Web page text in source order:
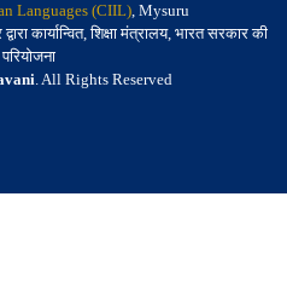
Languages (CIIL), Mysuru
कार्यान्वित, शिक्षा मंत्रालय, भारत सरकार की
. All Rights Reserved